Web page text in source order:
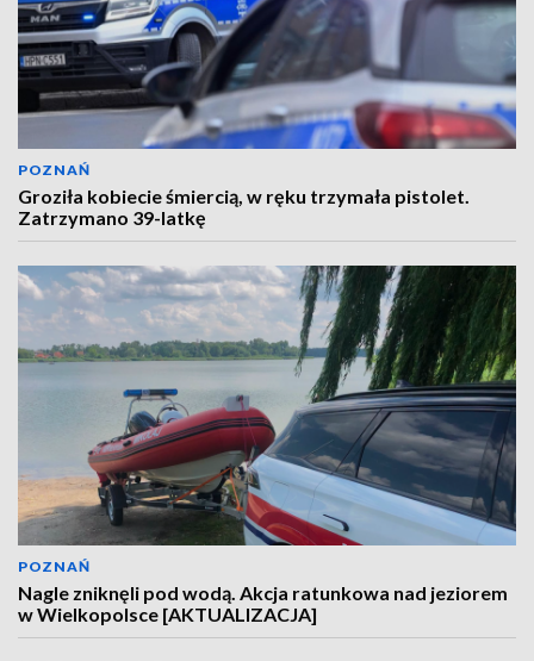
POZNAŃ
Groziła kobiecie śmiercią, w ręku trzymała pistolet.
Zatrzymano 39-latkę
POZNAŃ
Nagle zniknęli pod wodą. Akcja ratunkowa nad jeziorem
w Wielkopolsce [AKTUALIZACJA]